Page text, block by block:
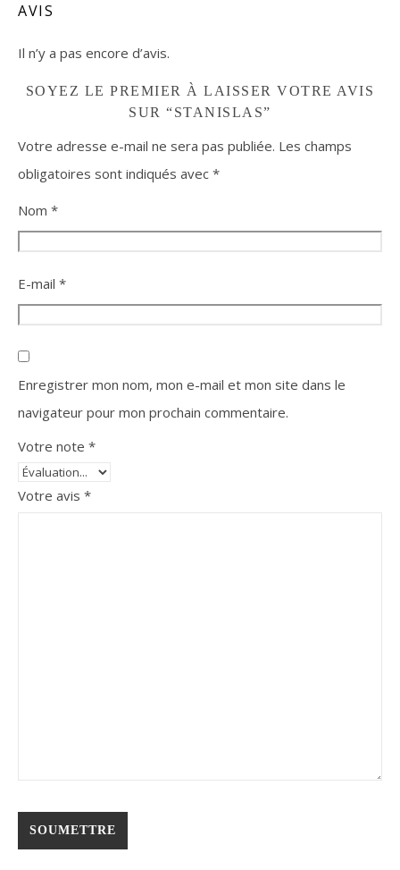
AVIS
Il n’y a pas encore d’avis.
SOYEZ LE PREMIER À LAISSER VOTRE AVIS
SUR “STANISLAS”
Votre adresse e-mail ne sera pas publiée. Les champs
obligatoires sont indiqués avec *
Nom *
E-mail *
Enregistrer mon nom, mon e-mail et mon site dans le
navigateur pour mon prochain commentaire.
Votre note *
Votre avis *